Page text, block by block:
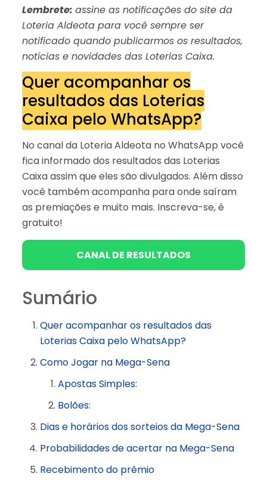
Lembrete: assine as notificações do site da
Loteria Aldeota para você sempre ser
notificado quando publicarmos os resultados,
notícias e novidades das Loterias Caixa.
Quer acompanhar os
resultados das Loterias
Caixa pelo WhatsApp?
No canal da Loteria Aldeota no WhatsApp você
fica informado dos resultados das Loterias
Caixa assim que eles são divulgados. Além disso
você também acompanha para onde saíram
as premiações e muito mais. Inscreva-se, é
gratuito!
CANAL DE RESULTADOS
Sumário
Quer acompanhar os resultados das
Loterias Caixa pelo WhatsApp?
Como Jogar na Mega-Sena
Apostas Simples:
Bolões:
Dias e horários dos sorteios da Mega-Sena
Probabilidades de acertar na Mega-Sena
Recebimento do prêmio